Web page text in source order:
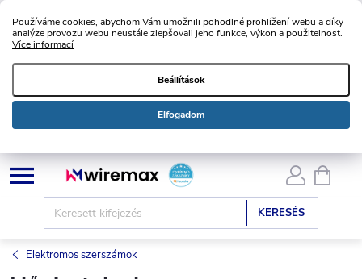
Používáme cookies, abychom Vám umožnili pohodlné prohlížení webu a díky
analýze provozu webu neustále zlepšovali jeho funkce, výkon a použitelnost.
Více informací
Beállítások
Elfogadom
Ugrás
KERESÉS
Elektromos szerszámok